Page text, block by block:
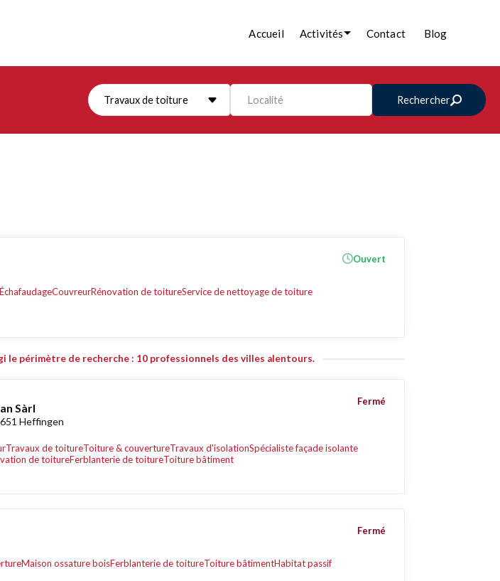
Accueil Activités Contact Blog
Travaux de toiture Localité Rechercher
ÉchafaudageCouvreurRénovation de toitureService de nettoyage de toiture
Ouvert
le périmètre de recherche : 10 professionnels des villes alentours.
Sàrl
Heffingen
Travaux de toitureToiture & couvertureTravaux d'isolationSpécialiste façade isolante
de toitureFerblanterie de toitureToiture bâtiment
Fermé
Maison ossature boisFerblanterie de toitureToiture bâtimentHabitat passif
Fermé